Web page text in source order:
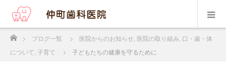
ブログ一覧 医院からのお知らせ, 医院の取り組み, 口・歯・体
について , 子育て 子どもたちの健康を守るために